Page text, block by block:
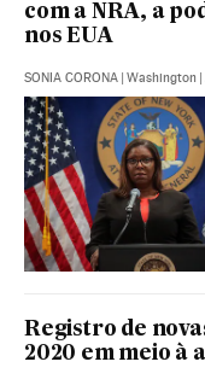
com a NRA, a
nos EUA
SONIA CORONA | Washington |
Registro de
2020 em meio à